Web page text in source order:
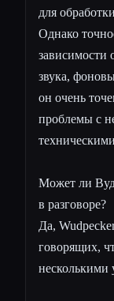
для
Однако
зависимости
звука,
он очень
проблемы с
Может ли
в разговоре?
Да,
говорящих,
несколькими